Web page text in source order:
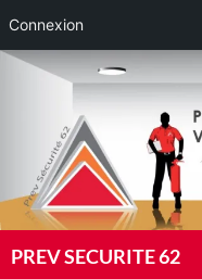
Connexion
Aller
PREV SECURITE 62